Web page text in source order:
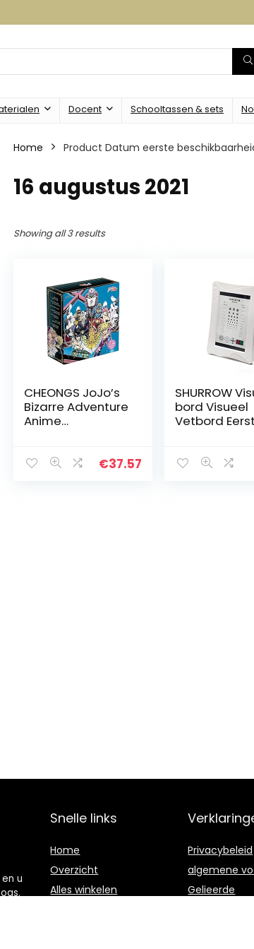
Docent Schooltassen & sets
Home Product Datum eerste
16 augustus 2021
Showing all 3 results
CHEONGS JoJo’s
Bizarre Adventure
Anime
glazen beker/Mini
€37.57
SHURROW
bord Visueel
Vetbord
medisch
u
Snelle links
Home
Overzicht
Alles winkelen
Privacybeleid
algemene
Gelieerde